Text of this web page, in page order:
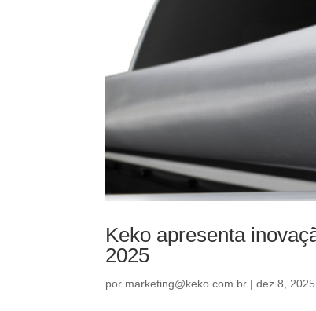
Keko apresenta
2025
por marketing@keko.com.br |dez 8, 2025